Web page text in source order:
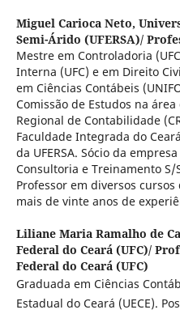
Miguel Carioca Neto,
Semi-Árido (UFERSA)/
Mestre em Controladoria
Interna (UFC) e em Direito
em Ciências Contábeis
Comissão de Estudos na
Regional de Contabilidade
Faculdade Integrada do
da UFERSA. Sócio da
Consultoria e Treinamento
Professor em diversos
mais de vinte anos de
Liliane Maria Ramalho de
Federal do Ceará (UFC)/
Federal do Ceará (UFC)
Graduada em Ciências
Estadual do Ceará (UECE).